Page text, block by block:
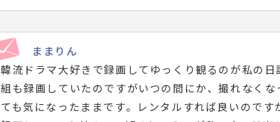
ままりん
韓流ドラマ大好きで録画してゆっくり観るのが私の日
組も録画していたのですがいつの間にか、撮れなくな
ても気になったままです。レンタルすれば良いのです